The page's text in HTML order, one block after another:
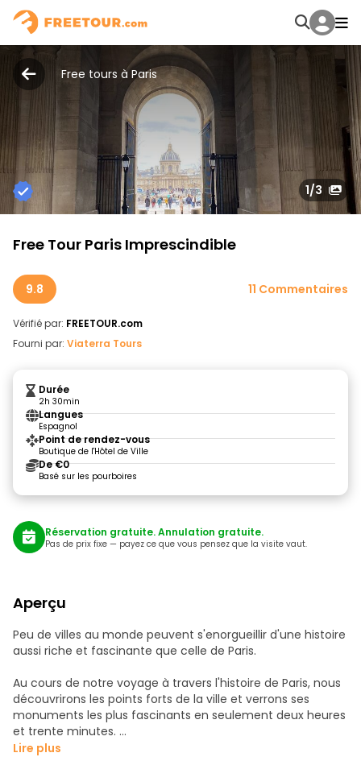
Free tours à Paris
1/3
Free Tour Paris Imprescindible
9.8 11 Commentaires
Vérifié par: FREETOUR.com
Fourni par: Viaterra Tours
Durée
2h 30min
Langues
Espagnol
Point de rendez-vous
Boutique de l'Hôtel de Ville
De €0
Basé sur les pourboires
Réservation gratuite. Annulation gratuite.
Pas de prix fixe — payez ce que vous pensez que la visite vaut.
Aperçu
Peu de villes au monde peuvent s'enorgueillir d'une histoire
aussi riche et fascinante que celle de Paris.
Au cours de notre voyage à travers l'histoire de Paris, nous
découvrirons les points forts de la ville et verrons ses
monuments les plus fascinants en seulement deux heures
et trente minutes.
Lire plus